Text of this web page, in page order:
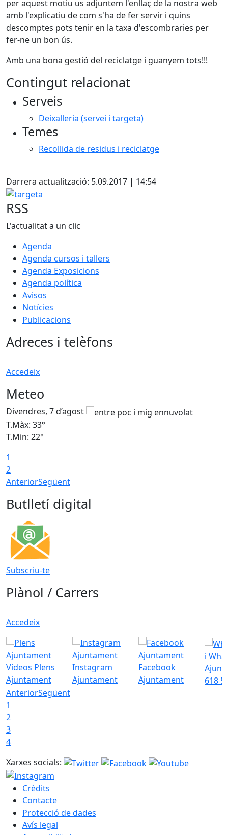
per aquest motiu us adjuntem l'enllaç de la nostra web
amb l'explicatiu de com s'ha de fer servir i quins
descomptes pots tenir en la taxa d'escombraries per
fer-ne un bon ús.
Amb una bona gestió del reciclatge i guanyem tots!!!
Contingut relacionat
Serveis
Deixalleria (servei i targeta)
Temes
Recollida de residus i reciclatge
Darrera actualització: 5.09.2017 | 14:54
targeta
RSS
L'actualitat a un clic
Agenda
Agenda cursos i tallers
Agenda Exposicions
Agenda política
Avisos
Notícies
Publicacions
Adreces i telèfons
Accedeix
Meteo
Divendres, 7 d’agost
T.Màx: 33°
T.Min: 22°
1
2
AnteriorSegüent
Butlletí digital
Subscriu-te
Plànol / Carrers
Accedeix
Vídeos Plens
Ajuntament
Instagram
Ajuntament
Facebook
Ajuntament
i
618
AnteriorSegüent
1
2
3
4
Xarxes socials:
Crèdits
Contacte
Protecció de dades
Avís legal